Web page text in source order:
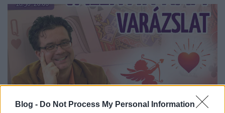
Blog - Do Not Process My Personal Information